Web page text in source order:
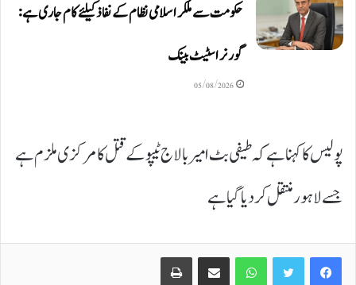
حکومت سے ملکر اسلامی نظام کے نفاذ کیلئے کام جاری ہے:
گورنر اسٹیٹ بینک
05/08/2026
پولیس کا کہنا ہےکہ طیفی بٹ امیر بالاج ٹیپو کے قتل کا مرکزی ملزم ہے
جسے لاہور منتقل کردیا گیا ہے
Facebook
Twitter
WhatsApp
Share via Email
Print